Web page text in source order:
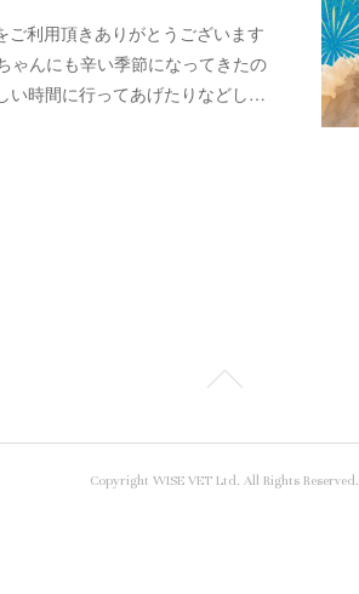
利用頂きありがとうございます
ゃんにも辛い季節になってきたの
い時間に行ってあげたりなどし…
Copyright WISE VET Ltd. All Rights Reserved.